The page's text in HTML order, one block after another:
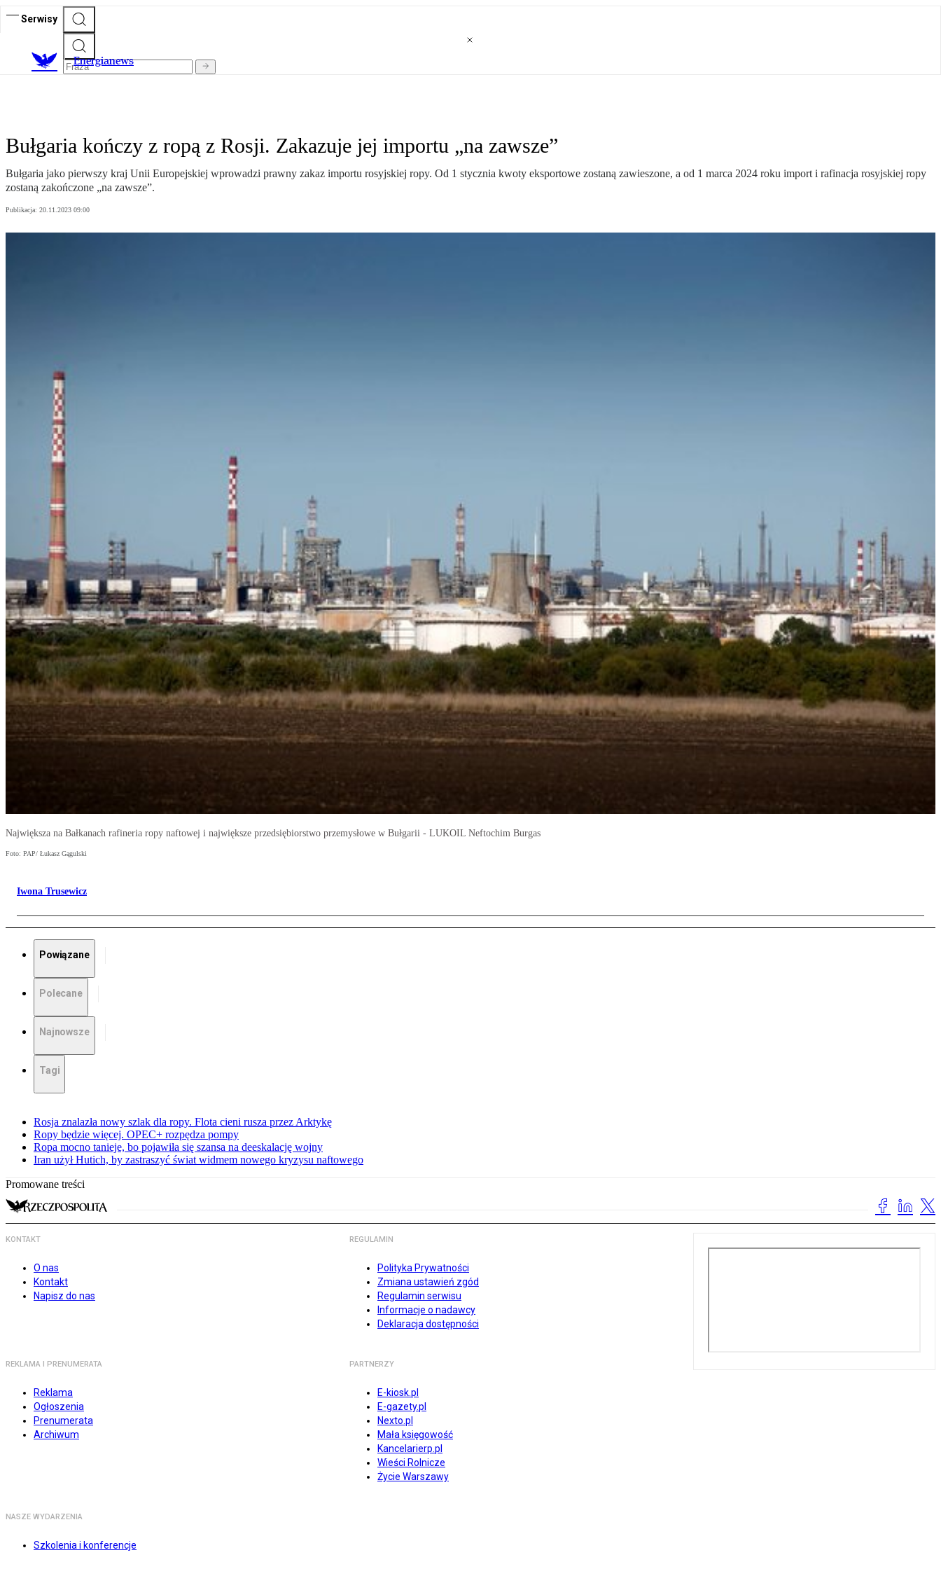
Serwisy
Energianews
Bułgaria kończy z ropą z Rosji. Zakazuje jej importu „na zawsze”
Bułgaria jako pierwszy kraj Unii Europejskiej wprowadzi prawny zakaz importu rosyjskiej ropy. Od 1 stycznia kwoty eksportowe zostaną zawieszone, a od 1 marca 2024 roku import i rafinacja rosyjskiej ropy
zostaną zakończone „na zawsze”.
Publikacja: 20.11.2023 09:00
Największa na Bałkanach rafineria ropy naftowej i największe przedsiębiorstwo przemysłowe w Bułgarii - LUKOIL Neftochim Burgas
Foto: PAP/ Łukasz Gągulski
Iwona Trusewicz
Powiązane
Polecane
Najnowsze
Tagi
Rosja znalazła nowy szlak dla ropy. Flota cieni rusza przez Arktykę
Ropy będzie więcej. OPEC+ rozpędza pompy
Ropa mocno tanieje, bo pojawiła się szansa na deeskalację wojny
Iran użył Hutich, by zastraszyć świat widmem nowego kryzysu naftowego
Promowane treści
KONTAKT
O nas
Kontakt
Napisz do nas
REGULAMIN
Polityka Prywatności
Zmiana ustawień zgód
Regulamin serwisu
Informacje o nadawcy
Deklaracja dostępności
REKLAMA I PRENUMERATA
Reklama
Ogłoszenia
Prenumerata
Archiwum
PARTNERZY
E-kiosk.pl
E-gazety.pl
Nexto.pl
Mała księgowość
Kancelarierp.pl
Wieści Rolnicze
Życie Warszawy
NASZE WYDARZENIA
Szkolenia i konferencje